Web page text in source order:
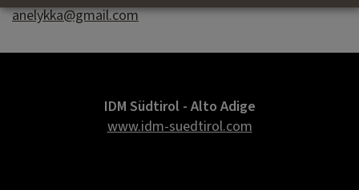
anelykka@gmail.com
IDM Südtirol - Alto Adige
www.idm-suedtirol.com